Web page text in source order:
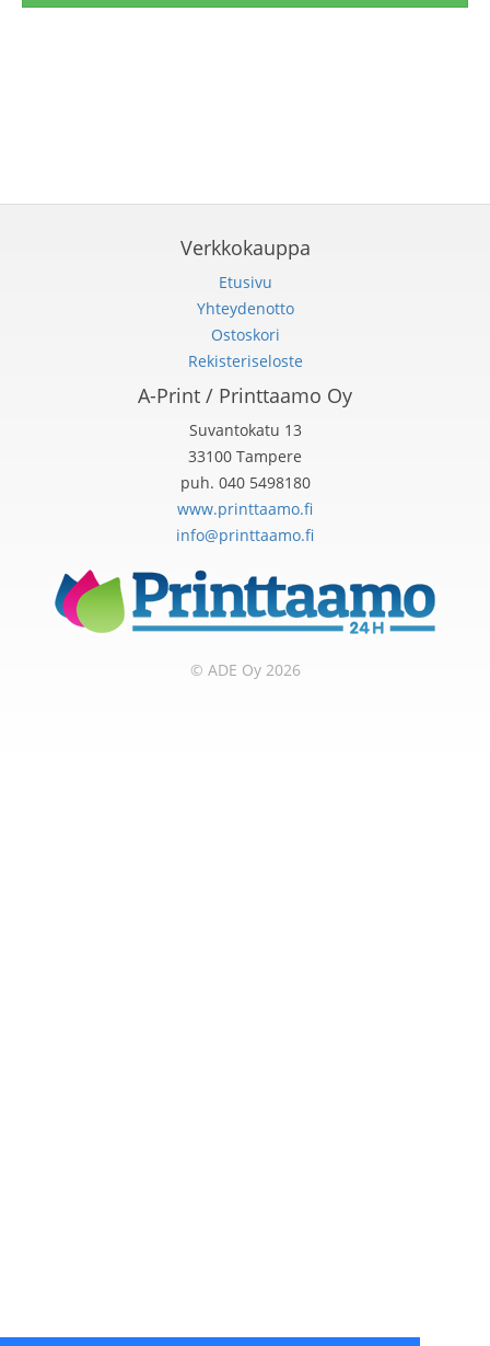
Verkkokauppa
Etusivu
Yhteydenotto
Ostoskori
Rekisteriseloste
A-Print / Printtaamo Oy
Suvantokatu 13
33100 Tampere
puh. 040 5498180
www.printtaamo.fi
info@printtaamo.fi
© ADE Oy 2026